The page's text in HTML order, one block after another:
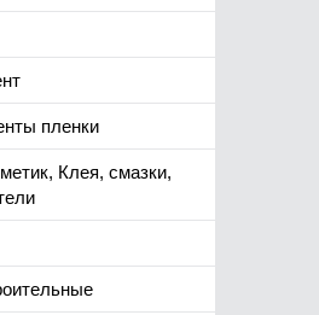
пленки
Клея, смазки,